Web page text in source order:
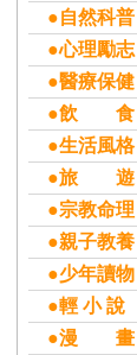
●自然科普
●心理勵志
●醫療保健
●飲 食
●生活風格
●旅 遊
●宗教命理
●親子教養
●少年讀物
●輕 小 說
●漫 畫